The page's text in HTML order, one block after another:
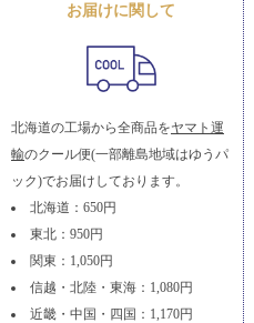
お届けに関して
北海道の工場から全商品をヤマト運
輸のクール便(一部離島地域はゆうパ
ック)でお届けしております。
北海道：650円
東北：950円
関東：1,050円
信越・北陸・東海：1,080円
近畿・中国・四国：1,170円